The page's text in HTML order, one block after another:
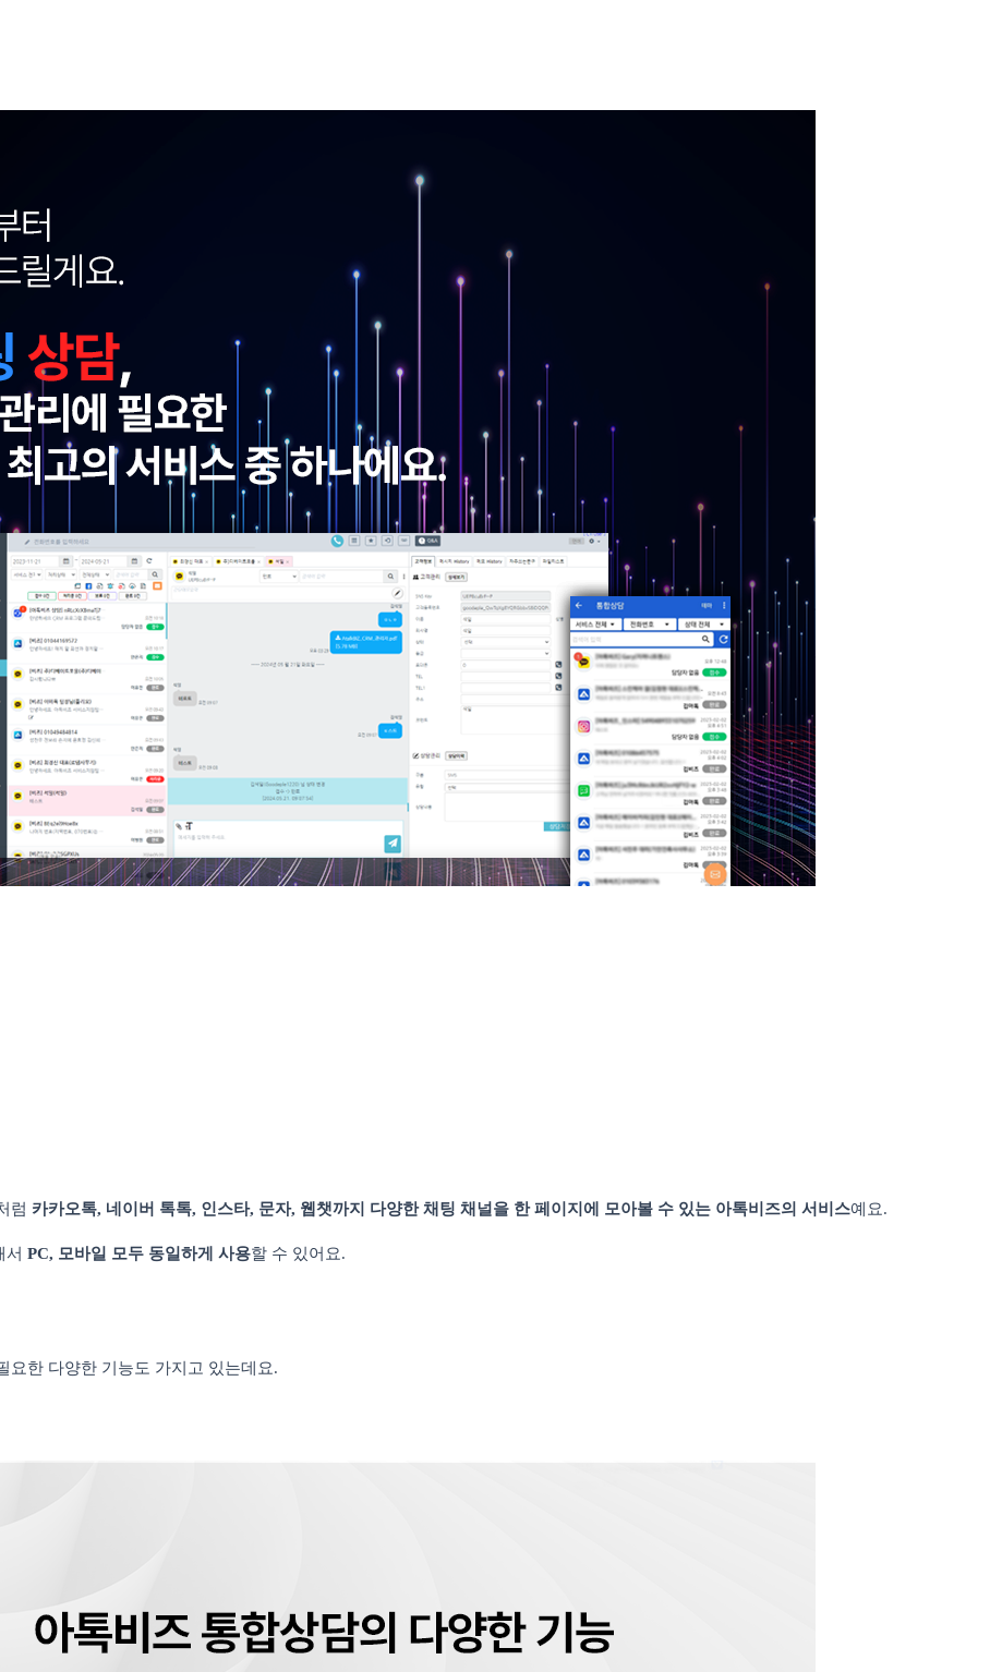
럼 카카오톡, 네이버 톡톡, 인스타, 문자, 웹챗까지 다양한 채팅 채널을 한 페이지에 모아볼 수 있는 아톡비즈의 서비스예요.
서 PC, 모바일 모두 동일하게 사용할 수 있어요.
요한 다양한 기능도 가지고 있는데요.